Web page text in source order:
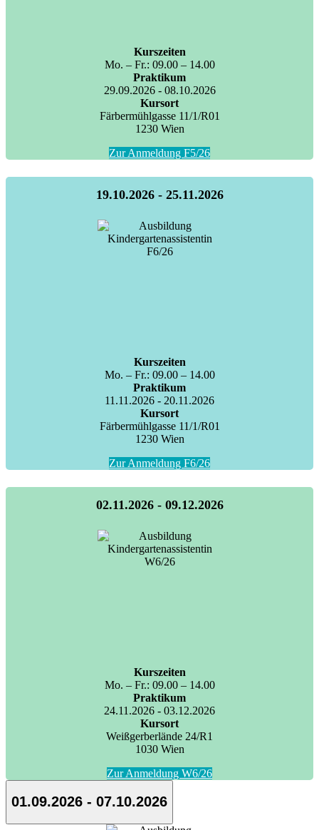
Kurszeiten
Mo. – Fr.: 09.00 – 14.00
Praktikum
29.09.2026 - 08.10.2026
Kursort
Färbermühlgasse 11/1/R01
1230 Wien
Zur Anmeldung F5/26
19.10.2026 - 25.11.2026
Kurszeiten
Mo. – Fr.: 09.00 – 14.00
Praktikum
11.11.2026 - 20.11.2026
Kursort
Färbermühlgasse 11/1/R01
1230 Wien
Zur Anmeldung F6/26
02.11.2026 - 09.12.2026
Kurszeiten
Mo. – Fr.: 09.00 – 14.00
Praktikum
24.11.2026 - 03.12.2026
Kursort
Weißgerberlände 24/R1
1030 Wien
Zur Anmeldung W6/26
01.09.2026 - 07.10.2026